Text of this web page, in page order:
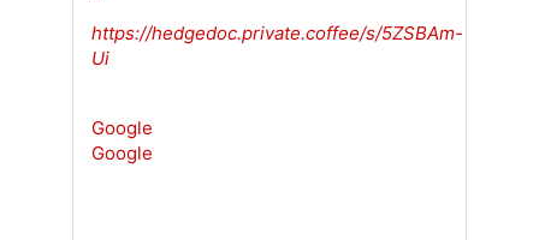
https://hedgedoc.private.coffee/s/5ZSBAm-
Ui
Google
Google